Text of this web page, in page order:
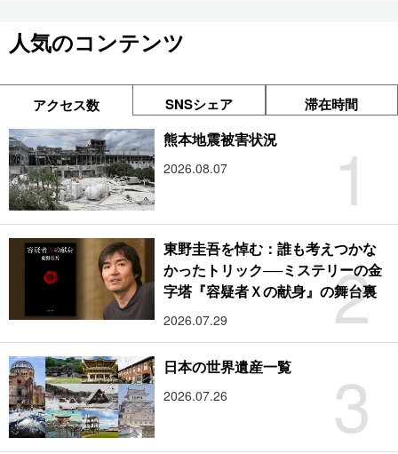
人気のコンテンツ
アクセス数 SNSシェア 滞在時間
1
熊本地震被害状況
2026.08.07
2
東野圭吾を悼む：誰も考えつかな
かったトリック──ミステリーの金
字塔『容疑者Ｘの献身』の舞台裏
2026.07.29
3
日本の世界遺産一覧
2026.07.26